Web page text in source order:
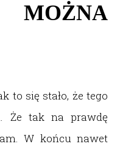
to się stało, że tego
Że tak na prawdę
W końcu nawet